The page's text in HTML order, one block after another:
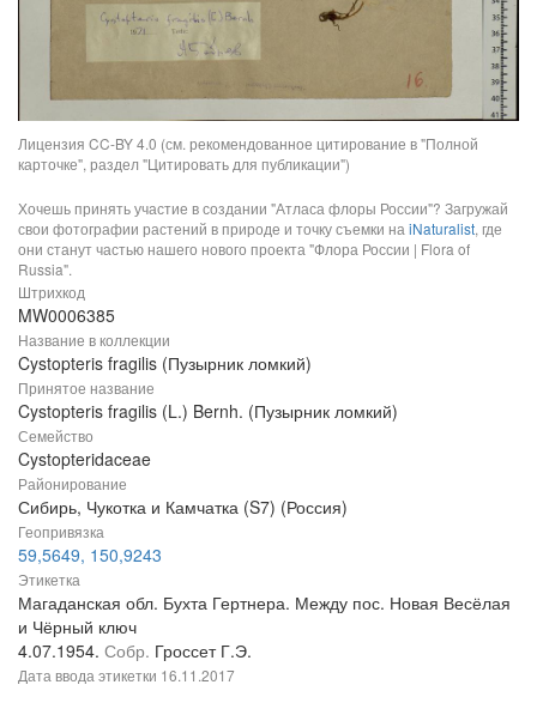
Лицензия CC-BY 4.0 (см. рекомендованное цитирование в "Полной
карточке", раздел "Цитировать для публикации")
Хочешь принять участие в создании "Атласа флоры России"? Загружай
свои фотографии растений в природе и точку съемки наiNaturalist, где
они станут частью нашего нового проекта "Флора России | Flora of
Russia".
Штрихкод
MW0006385
Название в коллекции
Cystopteris fragilis (Пузырник ломкий)
Принятое название
Cystopteris fragilis (L.) Bernh. (Пузырник ломкий)
Семейство
Cystopteridaceae
Районирование
Сибирь, Чукотка и Камчатка (S7) (Россия)
Геопривязка
59,5649, 150,9243
Этикетка
Магаданская обл. Бухта Гертнера. Между пос. Новая Весёлая
и Чёрный ключ
4.07.1954. Собр. Гроссет Г.Э.
Дата ввода этикетки 16.11.2017